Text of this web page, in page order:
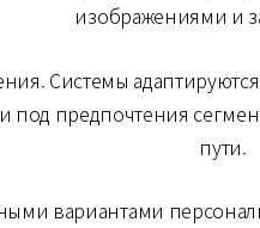
изображениями и
Системы
предпочтения
пути.
вариантами